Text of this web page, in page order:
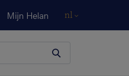
Mijn Helan nl